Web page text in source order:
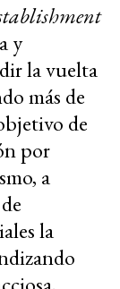
y
la vuelta
más de
de
por
a
la